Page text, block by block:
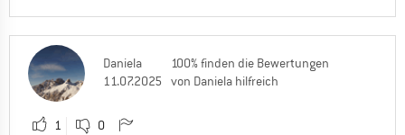
Daniela
11.07.2025
100% finden die Bewertungen
von Daniela hilfreich
1 0